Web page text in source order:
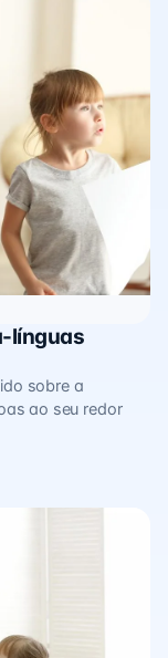
línguas
sobre a
ao seu redor